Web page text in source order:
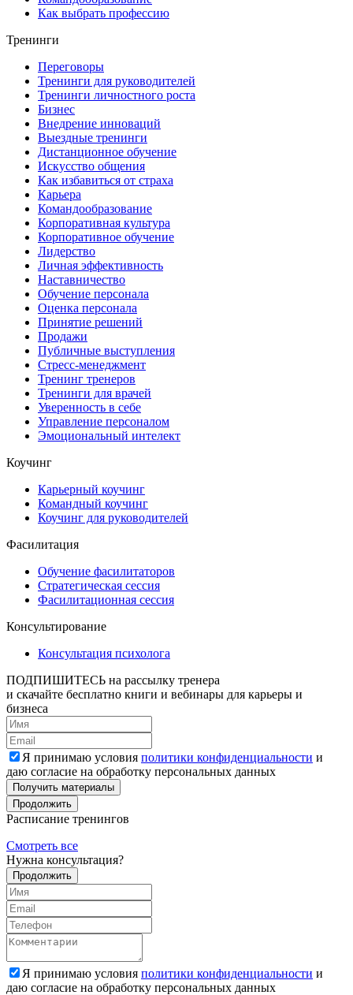
Как выбрать профессию
Тренинги
Переговоры
Тренинги для руководителей
Тренинги личностного роста
Бизнес
Внедрение инноваций
Выездные тренинги
Дистанционное обучение
Искусство общения
Как избавиться от страха
Карьера
Командообразование
Корпоративная культура
Корпоративное обучение
Лидерство
Личная эффективность
Наставничество
Обучение персонала
Оценка персонала
Принятие решений
Продажи
Публичные выступления
Стресс-менеджмент
Тренинг тренеров
Тренинги для врачей
Уверенность в себе
Управление персоналом
Эмоциональный интелект
Коучинг
Карьерный коучинг
Командный коучинг
Коучинг для руководителей
Фасилитация
Обучение фасилитаторов
Стратегическая сессия
Фасилитационная сессия
Консультирование
Консультация психолога
ПОДПИШИТЕСЬ на рассылку тренера
и скачайте бесплатно книги и вебинары для карьеры и
бизнеса
Я принимаю условия политики конфиденциальности и
даю согласие на обработку персональных данных
Получить материалы
Продолжить
Расписание тренингов
Смотреть все
Нужна консультация?
Продолжить
Я принимаю условия политики конфиденциальности и
даю согласие на обработку персональных данных